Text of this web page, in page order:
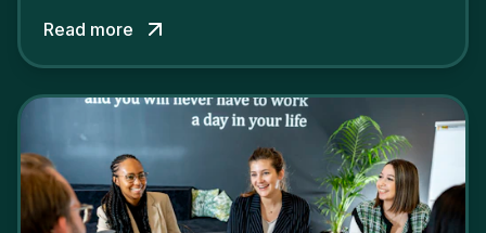
attract the best profiles.
Read more